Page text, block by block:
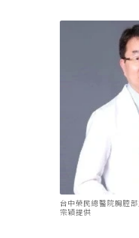
台中榮民總醫院胸腔
宗穎提供